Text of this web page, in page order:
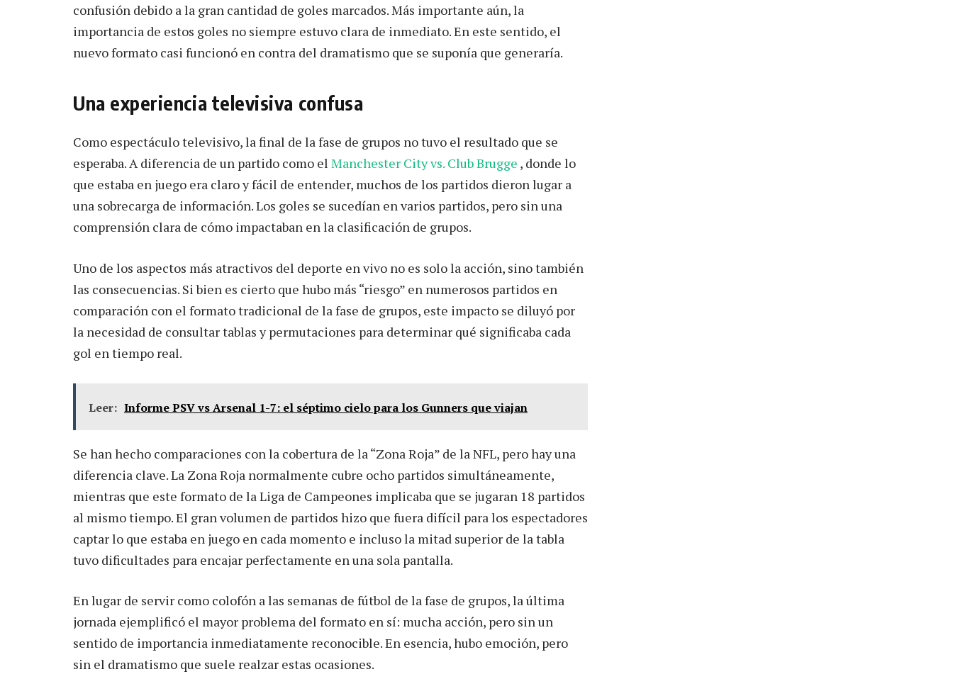
confusión debido a la gran cantidad de goles marcados. Más importante aún, la
importancia de estos goles no siempre estuvo clara de inmediato. En este sentido, el
nuevo formato casi funcionó en contra del dramatismo que se suponía que generaría.
Una experiencia televisiva confusa
Como espectáculo televisivo, la final de la fase de grupos no tuvo el resultado que se
esperaba. A diferencia de un partido como el Manchester City vs. Club Brugge , donde lo
que estaba en juego era claro y fácil de entender, muchos de los partidos dieron lugar a
una sobrecarga de información. Los goles se sucedían en varios partidos, pero sin una
comprensión clara de cómo impactaban en la clasificación de grupos.
Uno de los aspectos más atractivos del deporte en vivo no es solo la acción, sino también
las consecuencias. Si bien es cierto que hubo más “riesgo” en numerosos partidos en
comparación con el formato tradicional de la fase de grupos, este impacto se diluyó por
la necesidad de consultar tablas y permutaciones para determinar qué significaba cada
gol en tiempo real.
Leer: Informe PSV vs Arsenal 1-7: el séptimo cielo para los Gunners que viajan
Se han hecho comparaciones con la cobertura de la “Zona Roja” de la NFL, pero hay una
diferencia clave. La Zona Roja normalmente cubre ocho partidos simultáneamente,
mientras que este formato de la Liga de Campeones implicaba que se jugaran 18 partidos
al mismo tiempo. El gran volumen de partidos hizo que fuera difícil para los espectadores
captar lo que estaba en juego en cada momento e incluso la mitad superior de la tabla
tuvo dificultades para encajar perfectamente en una sola pantalla.
En lugar de servir como colofón a las semanas de fútbol de la fase de grupos, la última
jornada ejemplificó el mayor problema del formato en sí: mucha acción, pero sin un
sentido de importancia inmediatamente reconocible. En esencia, hubo emoción, pero
sin el dramatismo que suele realzar estas ocasiones.